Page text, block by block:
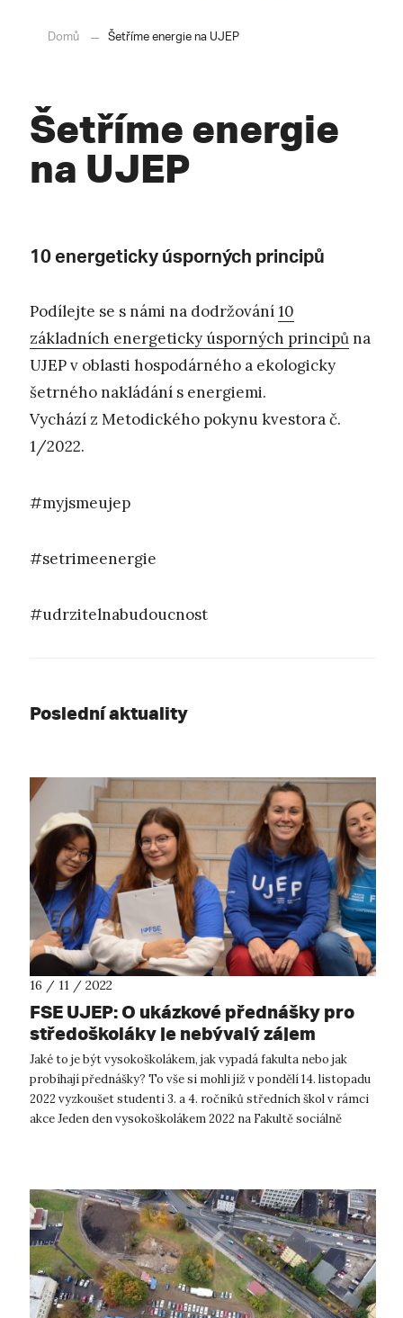
Domů Šetříme energie na UJEP
Šetříme energie
na UJEP
10 energeticky úsporných principů
Podílejte se s námi na dodržování10
základních energeticky úsporných principůna
UJEP v oblasti hospodárného a ekologicky
šetrného nakládání s energiemi.
Vychází z Metodického pokynu kvestora č.
1/2022.
#myjsmeujep
#setrimeenergie
#udrzitelnabudoucnost
Poslední aktuality
16 / 11 / 2022
FSE UJEP: O ukázkové přednášky pro
středoškoláky je nebývalý zájem
Jaké to je být vysokoškolákem, jak vypadá fakulta nebo jak
probíhají přednášky? To vše si mohli již v pondělí 14. listopadu
2022 vyzkoušet studenti 3. a 4. ročníků středních škol v rámci
akce Jeden den vysokoškolákem 2022 na Fakultě sociálně